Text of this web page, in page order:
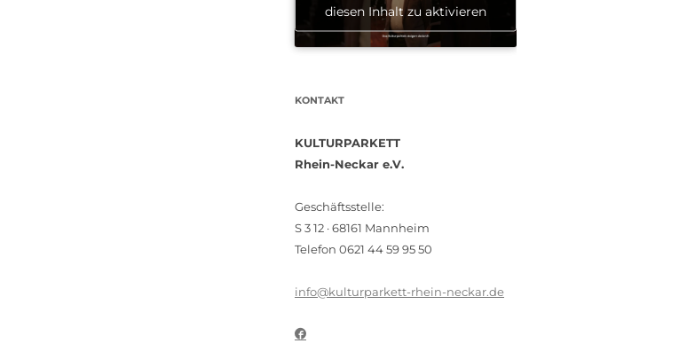
diesen Inhalt zu aktivieren
KONTAKT
KULTURPARKETT
Rhein-Neckar e.V.
Geschäftsstelle:
S 3 12 · 68161 Mannheim
Telefon 0621 44 59 95 50
info@kulturparkett-rhein-neckar.de